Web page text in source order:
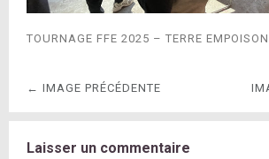
TOURNAGE FFE 2025 – TERRE
← IMAGE PRÉCÉDENTE
Laisser un commentaire